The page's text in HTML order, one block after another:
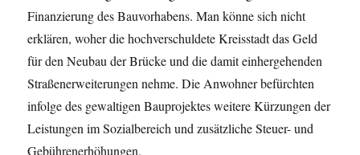
Finanzierung des Bauvorhabens. Man könne sich nicht
erklären, woher die hochverschuldete Kreisstadt das Geld
für den Neubau der Brücke und die damit einhergehenden
Straßenerweiterungen nehme. Die Anwohner befürchten
infolge des gewaltigen Bauprojektes weitere Kürzungen der
Leistungen im Sozialbereich und zusätzliche Steuer- und
Gebührenerhöhungen.